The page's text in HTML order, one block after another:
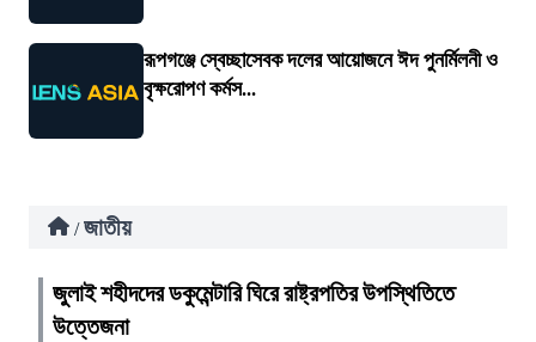
রূপগঞ্জে স্বেচ্ছাসেবক দলের আয়োজনে ঈদ পুনর্মিলনী ও
বৃক্ষরোপণ কর্মস...
/ জাতীয়
জুলাই শহীদদের ডকুমেন্টারি ঘিরে রাষ্ট্রপতির উপস্থিতিতে
উত্তেজনা